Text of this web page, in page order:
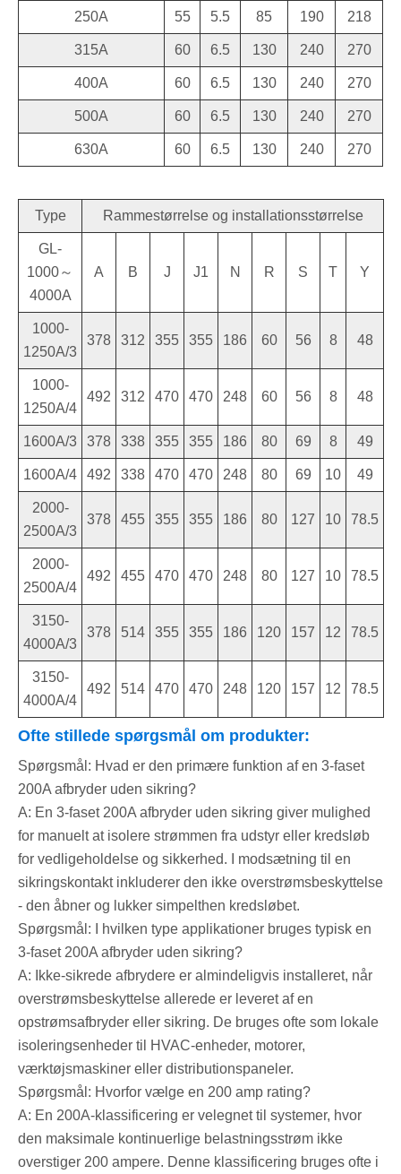
250A 55 5.5 85 190 218
315A 60 6.5 130 240 270
400A 60 6.5 130 240 270
500A 60 6.5 130 240 270
630A 60 6.5 130 240 270
Type Rammestørrelse og installationsstørrelse
GL-
1000～
4000A
A B J J1 N R S T Y
1000-
1250A/3
378 312 355 355 186 60 56 8 48
1000-
1250A/4
492 312 470 470 248 60 56 8 48
1600A/3 378 338 355 355 186 80 69 8 49
1600A/4 492 338 470 470 248 80 69 10 49
2000-
2500A/3
378 455 355 355 186 80 127 10 78.5
2000-
2500A/4
492 455 470 470 248 80 127 10 78.5
3150-
4000A/3
378 514 355 355 186 120 157 12 78.5
3150-
4000A/4
492 514 470 470 248 120 157 12 78.5
Ofte stillede spørgsmål om produkter:
Spørgsmål: Hvad er den primære funktion af en 3-faset
200A afbryder uden sikring?
A: En 3-faset 200A afbryder uden sikring giver mulighed
for manuelt at isolere strømmen fra udstyr eller kredsløb
for vedligeholdelse og sikkerhed. I modsætning til en
sikringskontakt inkluderer den ikke overstrømsbeskyttelse
- den åbner og lukker simpelthen kredsløbet.
Spørgsmål: I hvilken type applikationer bruges typisk en
3-faset 200A afbryder uden sikring?
A: Ikke-sikrede afbrydere er almindeligvis installeret, når
overstrømsbeskyttelse allerede er leveret af en
opstrømsafbryder eller sikring. De bruges ofte som lokale
isoleringsenheder til HVAC-enheder, motorer,
værktøjsmaskiner eller distributionspaneler.
Spørgsmål: Hvorfor vælge en 200 amp rating?
A: En 200A-klassificering er velegnet til systemer, hvor
den maksimale kontinuerlige belastningsstrøm ikke
overstiger 200 ampere. Denne klassificering bruges ofte i